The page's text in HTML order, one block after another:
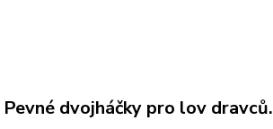
Pevné dvojháčky pro lov dravců.